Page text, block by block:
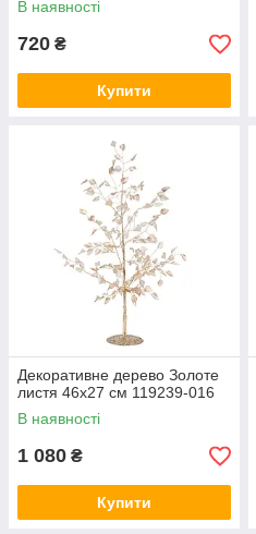
В наявності
720 ₴
Купити
Декоративне дерево Золоте
листя 46х27 см 119239-016
В наявності
1 080 ₴
Купити